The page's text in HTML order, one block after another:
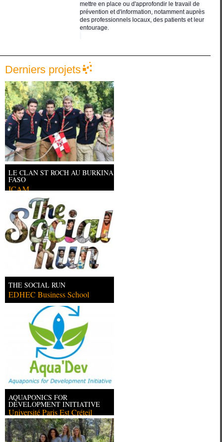
mettre en place ou d'approfondir le travail de
prévention et d'information, notamment auprès
des professionnels locaux, des patients et leur
entourage.
Derniers projets
LE CLAN ST ROCH AU BURKINA
FASO
ICAM
THE SOCIAL RUN
EDHEC Business School
AQUAPONICS FOR
DEVELOPMENT INITIATIVE
Université Paris Est Créteil
(UPEC)